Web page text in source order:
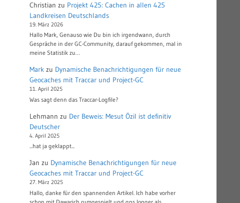
Christian zu Projekt 425: Cachen in allen 425
Landkreisen Deutschlands
19. März 2026
Hallo Mark, Genauso wie Du bin ich irgendwann, durch
Gespräche in der GC-Community, darauf gekommen, mal in
meine Statistik zu…
Mark zu Dynamische Benachrichtigungen für neue
Geocaches mit Traccar und Project-GC
11. April 2025
Was sagt denn das Traccar-Logfile?
Lehmann zu Der Beweis: Mesut Özil ist definitiv
Deutscher
4. April 2025
...hat ja geklappt...
Jan zu Dynamische Benachrichtigungen für neue
Geocaches mit Traccar und Project-GC
27. März 2025
Hallo, danke für den spannenden Artikel. Ich habe vorher